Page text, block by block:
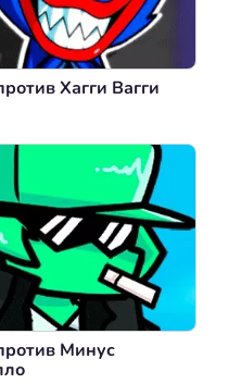
Хагги Вагги
Минус